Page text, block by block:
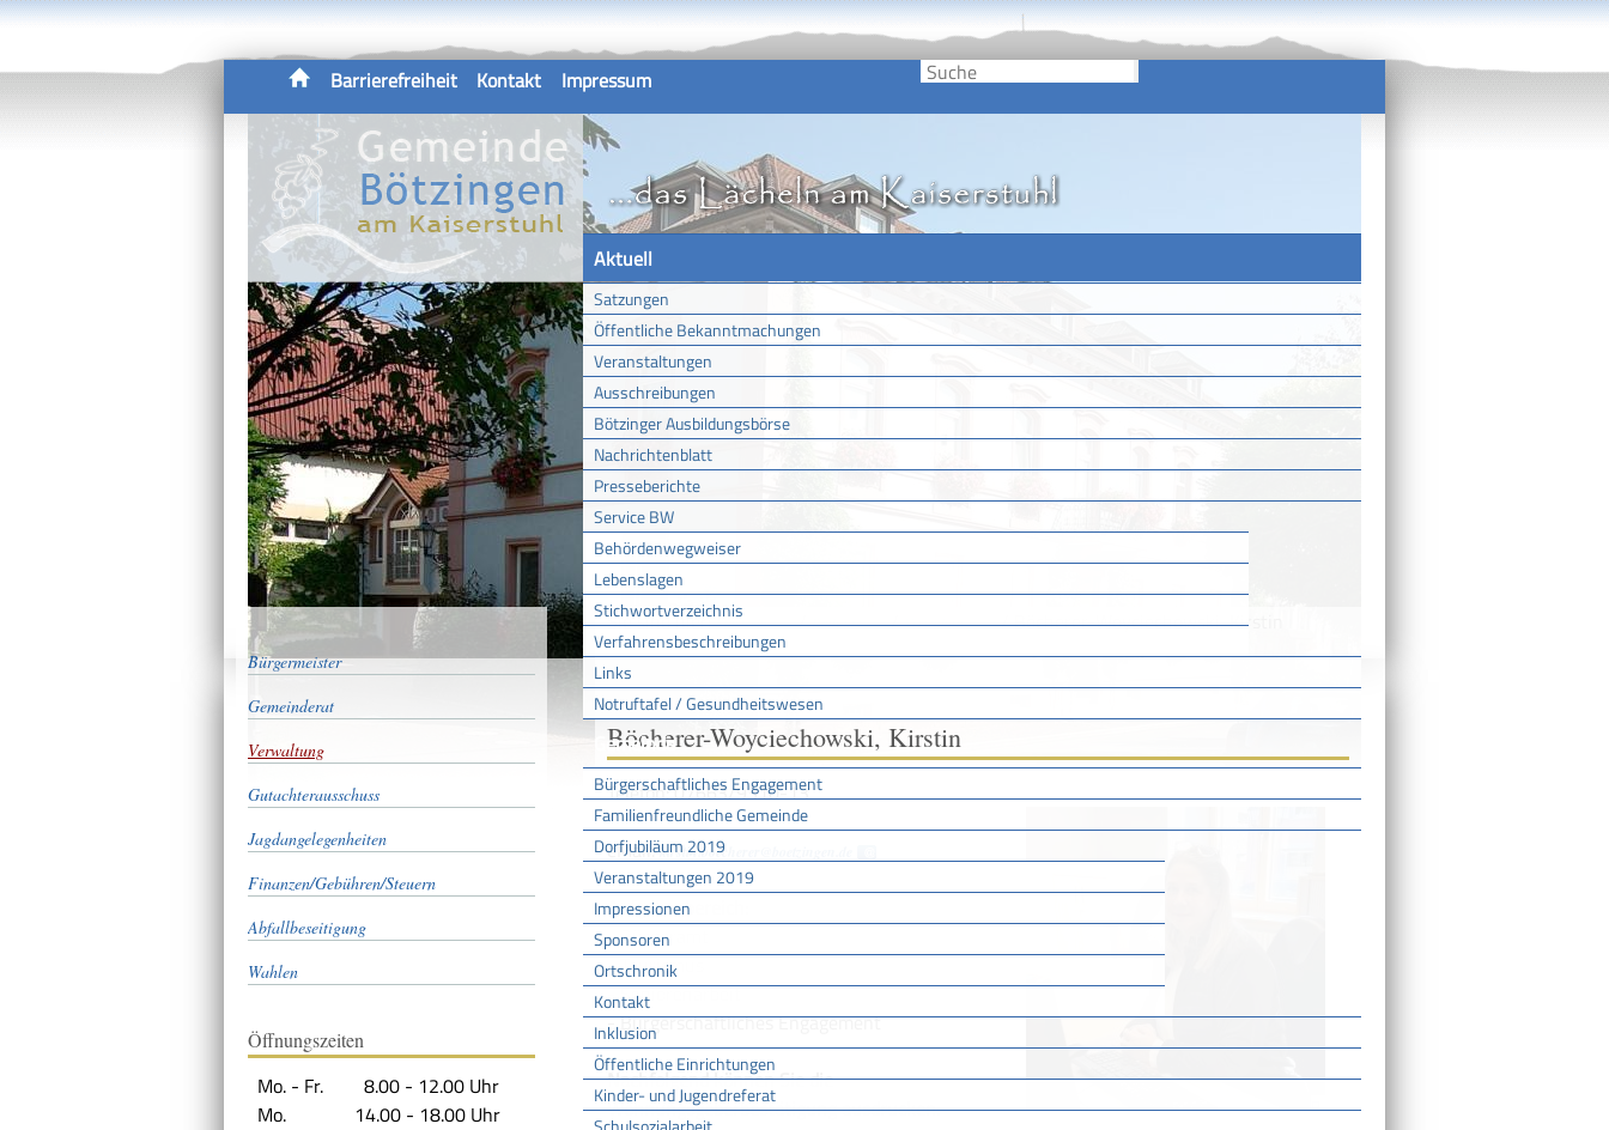
Barrierefreiheit Kontakt Impressum
Aktuell
Satzungen
Öffentliche Bekanntmachungen
Veranstaltungen
Ausschreibungen
Bötzinger Ausbildungsbörse
Nachrichtenblatt
Presseberichte
Service BW
Behördenwegweiser
Lebenslagen
Stichwortverzeichnis
Verfahrensbeschreibungen
Links
Notruftafel / Gesundheitswesen
Gemeinde
Bürgerschaftliches Engagement
Familienfreundliche Gemeinde
Dorfjubiläum 2019
Veranstaltungen 2019
Impressionen
Sponsoren
Ortschronik
Kontakt
Inklusion
Öffentliche Einrichtungen
Kinder- und Jugendreferat
Bürgermeister
Gemeinderat
Verwaltung
Gutachterausschuss
Jagdangelegenheiten
Finanzen/Gebühren/Steuern
Abfallbeseitigung
Wahlen
Öffnungszeiten
Mo. - Fr.
8.00 - 12.00 Uhr
Mo.
14.00 - 18.00 Uhr
Sie sind hier:Startseite /Rathaus /Verwaltung /Böcherer-Woyciechowski, Kirstin
Böcherer-Woyciechowski, Kirstin
Telefon: 07663/9310-13
eMail:kirstin.boecherer@boetzingen.de
Aufgabenbereich:
- Bürgeramt
- Tourismus
- Seniorenarbeit
- Bürgerschaftliches Engagement
Nachfolgend können Sie die
Wohnungsgeberbestätigung ausdrucken: